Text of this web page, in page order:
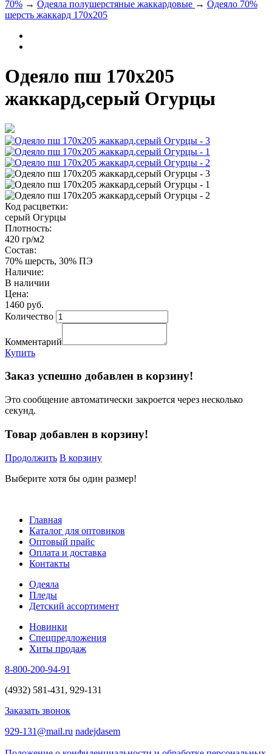
70% → Одеяла полушерстяные жаккардовые → Одеяло 70%
шерсть жаккард 170х205
Одеяло пш 170х205
жаккард,серый Огурцы
Код расцветки:
серый Огурцы
Плотность:
420 гр/м2
Состав:
70% шерсть, 30% ПЭ
Наличие:
В наличии
Цена:
1460 руб.
Количество
Комментарий
Купить
Заказ успешно добавлен в корзину!
Это сообщение автоматически закроется через несколько
секунд.
Товар добавлен в корзину!
Продолжить В корзину
Выберите хотя бы один размер!
Главная
Каталог для оптовиков
Оптовый прайс
Оплата и доставка
Контакты
Одеяла
Пледы
Детский ассортимент
Новинки
Спецпредложения
Хиты продаж
8-800-200-94-91
(4932) 581-431, 929-131
Заказать звонок
929-131@mail.ru nadejdasem